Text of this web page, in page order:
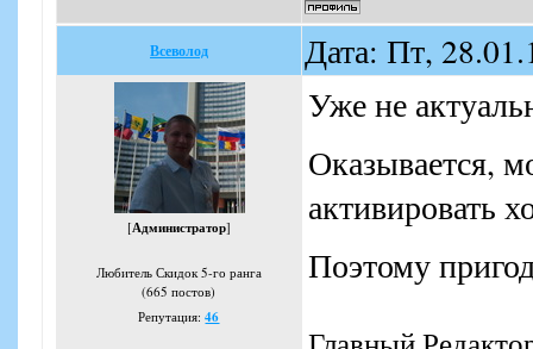
Всеволод Дата: Пт,
[Администратор]
Любитель Скидок 5-го ранга
(665 постов)
Репутация:46
Уже не
Оказывается,
активировать
Поэтому